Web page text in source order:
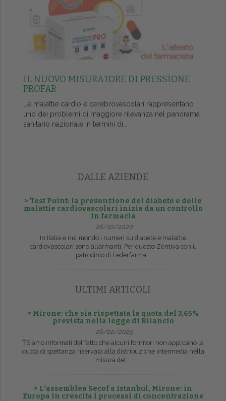
IL NUOVO MISURATORE DI PRESSIONE
PROFAR
Le malattie cardio e cerebrovascolari rappresentano
uno dei problemi di maggiore rilevanza nel panorama
sanitario nazionale in termini di...
DALLE AZIENDE
> Test Point: la prevenzione del diabete e delle
malattie cardiovascolari inizia da un controllo
in farmacia
26/10/2020
In Italia e nel mondo i numeri su diabete e malattie
cardiovascolari sono allarmanti. Per questo Zentiva con il
patrocinio di Federfarma...
ULTIMI ARTICOLI
> Mirone: che sia rispettata la quota del 3,65%
prevista nella legge di Bilancio
26/02/2025
ŤSiamo informati del fatto che alcuni fornitori non applicano la
quota di spettanza riservata alla distribuzione intermedia nella
misura del...
> L’assemblea Secof a Istanbul, Mirone: in
Europa in crescita i processi di concentrazione